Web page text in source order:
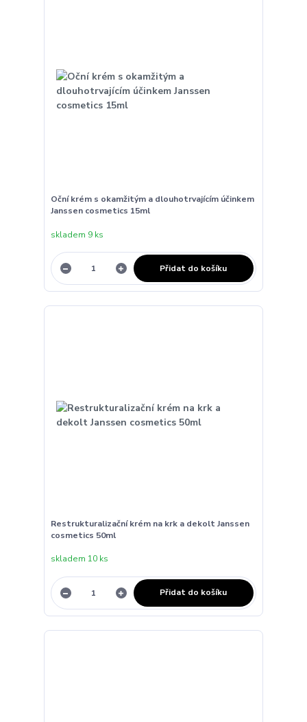
Oční krém s okamžitým a dlouhotrvajícím účinkem
Janssen cosmetics 15ml
skladem 9 ks
Přidat do košíku
Restrukturalizační krém na krk a dekolt Janssen
cosmetics 50ml
skladem 10 ks
Přidat do košíku